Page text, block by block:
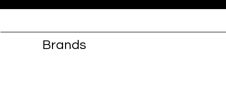
Brands